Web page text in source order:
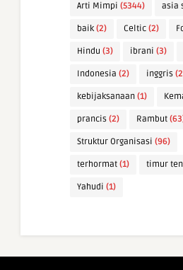
Arti Mimpi (5344) asia
baik (2) Celtic (2)
Hindu (3) ibrani (3)
Indonesia (2) inggris
kebijaksanaan (1)
prancis (2) Rambut
Struktur Organisasi (96)
terhormat (1) timur
Yahudi (1)